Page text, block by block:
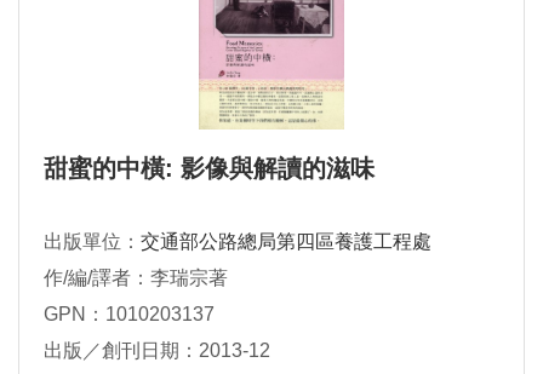
甜蜜的中橫: 影像與解讀的滋味
出版單位： 交通部公路總局第四區養護工程處
作/編/譯者：李瑞宗著
GPN：1010203137
出版／創刊日期：2013-12